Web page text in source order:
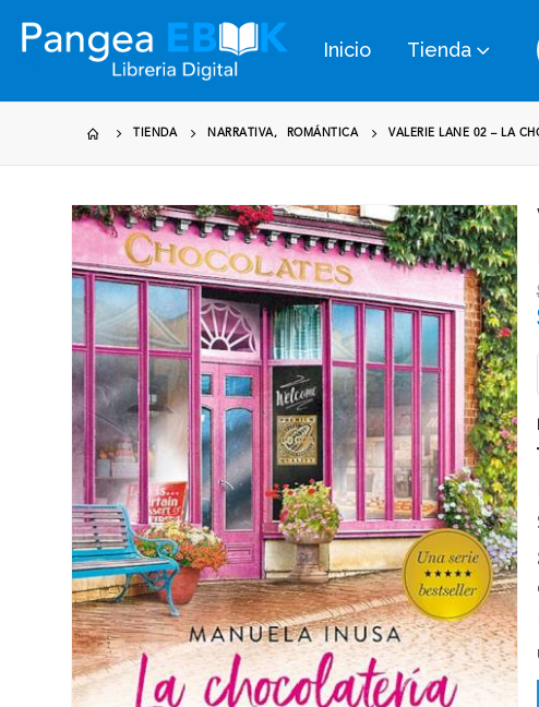
Inicio Tienda
TIENDA NARRATIVA , ROMÁNTICA VALERIE LANE 02 – LA